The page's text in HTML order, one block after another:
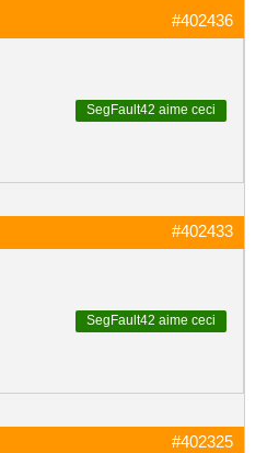
#402436
SegFault42 aime ceci
#402433
SegFault42 aime ceci
#402325